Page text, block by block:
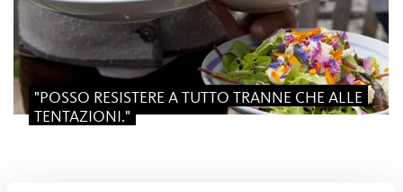
"POSSO RESISTERE A TUTTO TRANNE CHE ALLE
TENTAZIONI."